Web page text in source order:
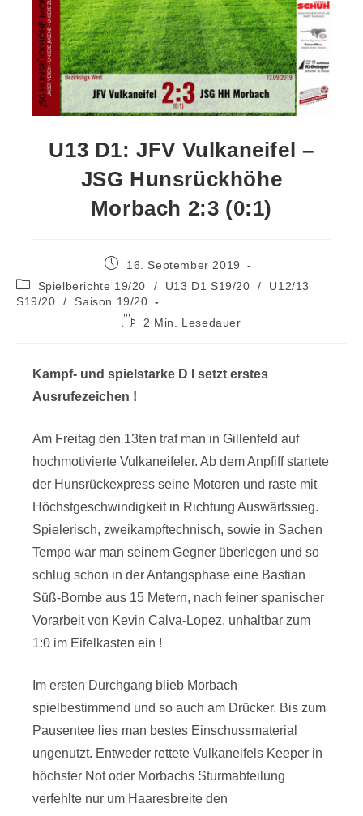
U13 D1: JFV Vulkaneifel –
JSG Hunsrückhöhe
Morbach 2:3 (0:1)
16. September 2019
Spielberichte 19/20
/ U13 D1 S19/20 /
U12/13
S19/20
/
Saison 19/20
2 Min. Lesedauer
Kampf- und spielstarke D I setzt erstes
Ausrufezeichen !
Am Freitag den 13ten traf man in Gillenfeld auf
hochmotivierte Vulkaneifeler. Ab dem Anpfiff startete
der Hunsrückexpress seine Motoren und raste mit
Höchstgeschwindigkeit in Richtung Auswärtssieg.
Spielerisch, zweikampftechnisch, sowie in Sachen
Tempo war man seinem Gegner überlegen und so
schlug schon in der Anfangsphase eine Bastian
Süß-Bombe aus 15 Metern, nach feiner spanischer
Vorarbeit von Kevin Calva-Lopez, unhaltbar zum
1:0 im Eifelkasten ein !
Im ersten Durchgang blieb Morbach
spielbestimmend und so auch am Drücker. Bis zum
Pausentee lies man bestes Einschussmaterial
ungenutzt. Entweder rettete Vulkaneifels Keeper in
höchster Not oder Morbachs Sturmabteilung
verfehlte nur um Haaresbreite den